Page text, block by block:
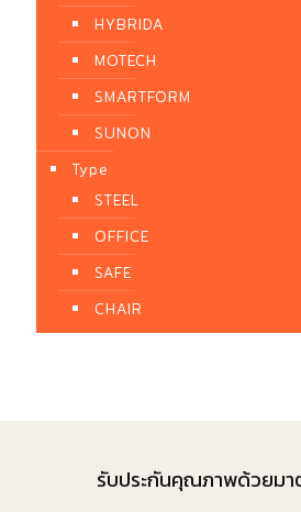
HYBRIDA
MOTECH
SMARTFORM
SUNON
Type
STEEL
OFFICE
SAFE
CHAIR
รับประกันคุณภาพด้วยมา